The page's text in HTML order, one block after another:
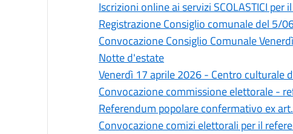
Iscrizioni online ai servizi SCOLASTICI
Registrazione Consiglio comunale del 5/
Convocazione Consiglio Comunale
Notte d'estate
Venerdì 17 aprile 2026 - Centro culturale
Convocazione commissione elettorale -
Referendum popolare confermativo ex
Convocazione comizi elettorali per il